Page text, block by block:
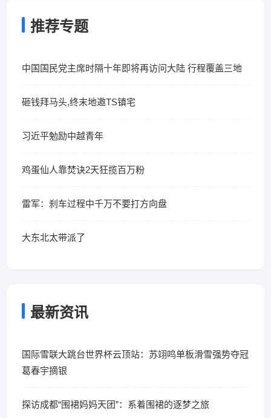
推荐专题
中国国民党主席时隔十年即将再访问大陆 行程覆盖三地
砸钱拜马头,终末地邀TS镇宅
习近平勉励中越青年
鸡蛋仙人靠焚诀2天狂揽百万粉
雷军：刹车过程中千万不要打方向盘
大东北太带派了
最新资讯
国际雪联大跳台世界杯云顶站：苏翊鸣单板滑雪强势夺冠
葛春宇摘银
探访成都“围裙妈妈天团”：系着围裙的逐梦之旅